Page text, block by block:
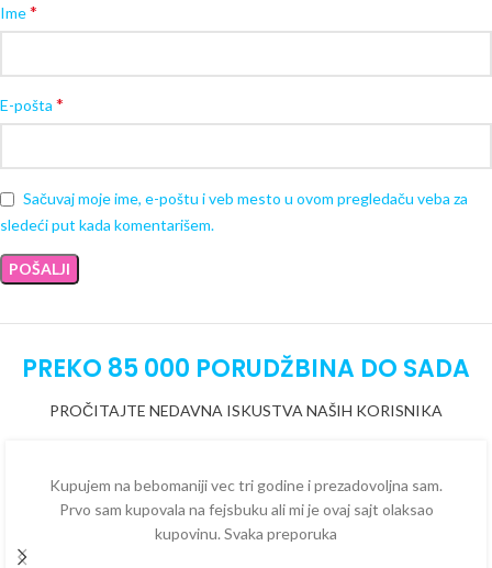
Ime*
E-pošta *
Sačuvaj moje ime, e-poštu i veb mesto u ovom pregledaču veba za
sledeći put kada komentarišem.
PREKO 85 000 PORUDŽBINA DO SADA
PROČITAJTE NEDAVNA ISKUSTVA NAŠIH KORISNIKA
Kupujem na bebomaniji vec tri godine i prezadovoljna sam.
Prvo sam kupovala na fejsbuku ali mi je ovaj sajt olaksao
kupovinu. Svaka preporuka